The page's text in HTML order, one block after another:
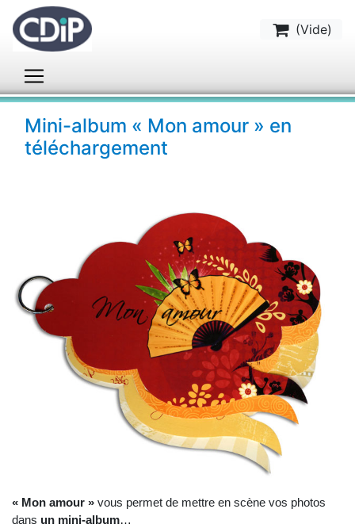
(Vide)
Mini-album « Mon amour » en
téléchargement
« Mon amour » vous permet de mettre en scène vos photos
dans un mini-album…